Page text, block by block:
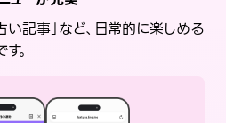
い記事」など、日常的に楽しめる
。